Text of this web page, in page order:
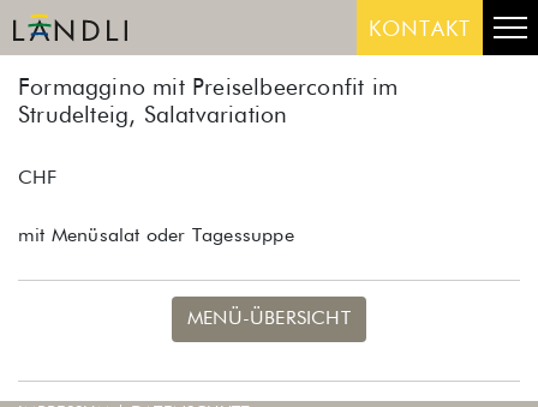
Skip
to
KONTAKT
Formaggino mit Preiselbeerconfit im
Strudelteig, Salatvariation
CHF
mit Menüsalat oder Tagessuppe
MENÜ-ÜBERSICHT